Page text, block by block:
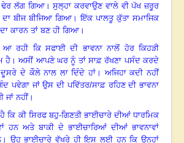
ਢੇਰ ਲੱਗ ਗਿਆ।ਸੁਲ੍ਹਾ ਕਰਵਾਉਣ ਵਾਲੇ ਵੀ ਪੱਖ ਜ਼ਰੂਰ
ਬੀਜ ਬੀਜਿਆ ਗਿਆ।ਇੱਕ ਪਾਲਤੂ ਕੁੱਤਾ ਸਮਾਜਿਕ
ਕਾਰਨ ਤਾਂ ਬਣ ਹੀ ਗਿਆ।
ਰਹੀ ਕਿ ਸਫਾਈ ਦੀ ਭਾਵਨਾ ਨਾਲੋਂ ਹੋਰ ਕਿਹੜੀ
ਹੈ ।ਅਸੀਂ ਆਪਣੇ ਘਰ ਨੂੰ ਤਾਂ ਸਾਫ਼ ਰੱਖਣਾ ਪਸੰਦ ਕਰਦੇ
ਦੇ ਕੌਲੇ ਨਾਲ ਲਾ ਦਿੰਦੇ ਹਾਂ । ਅਜਿਹਾ ਕਦੀ ਨਹੀਂ
ਜਾਂ ਉਸ ਦੀ ਪਵਿੱਤਰ/ਸਾਫ਼ ਰਹਿਣ ਦੀ ਭਾਵਨਾ
ਜਾਂ ਨਹੀਂ।
ਕਿ ਕੀ ਸਿਰਫ ਬਹੁ-ਗਿਣਤੀ ਭਾਈਚਾਰੇ ਦੀਆਂ ਧਾਰਮਿਕ
ਹਨ ਅਤੇ ਬਾਕੀ ਦੇ ਭਾਈਚਾਰਿਆਂ ਦੀਆਂ ਭਾਵਨਾਵਾਂ
। ਉਹ ਭਾਈਚਾਰੇ ਵੱਖਰੇ ਹੀ ਇਸ ਲਈ ਹਨ ਕਿ ਉਨ੍ਹਾਂ